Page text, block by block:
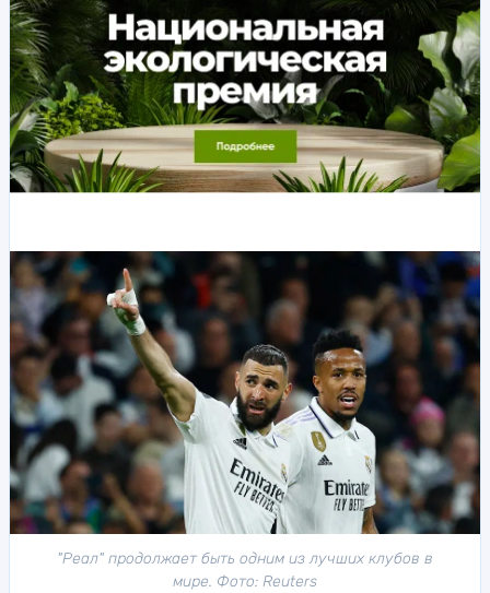
"Реал" продолжает быть одним из лучших клубов в
мире. Фото: Reuters